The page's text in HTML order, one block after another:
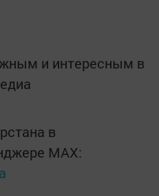
и интересным в
в
MАХ: